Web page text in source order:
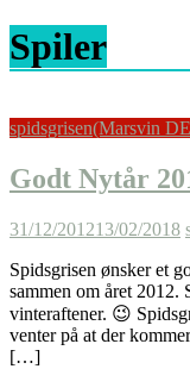
Spiler
spidsgrisen(Marsvin
Godt Nytår
31/12/201213/02/2018
Spidsgrisen ønsker et
sammen om året 2012.
vinteraftener. 😉
venter på at der
[…]